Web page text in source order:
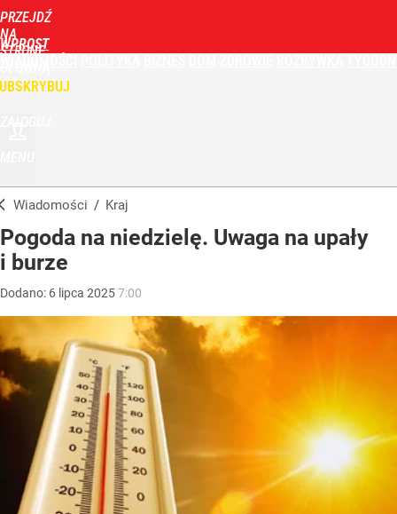
PRZEJDŹ
NA
STRONĘ
WPROST
Wiadomości / Kraj
Pogoda na niedzielę. Uwaga na upały
i burze
Dodano: 6 lipca 20257:00